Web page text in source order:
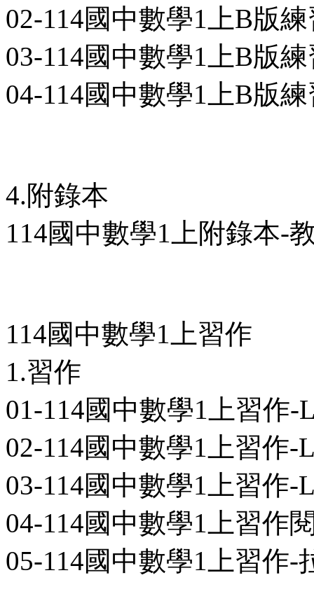
02-114國中數學1上B版
03-114國中數學1上B版
04-114國中數學1上B版
4.附錄本
114國中數學1上附錄本-
114國中數學1上習作
1.習作
01-114國中數學1上習作-
02-114國中數學1上習作-
03-114國中數學1上習作-
04-114國中數學1上習作
05-114國中數學1上習作-